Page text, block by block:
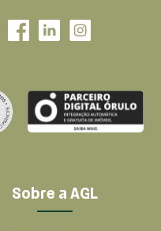
Sobre a AGL